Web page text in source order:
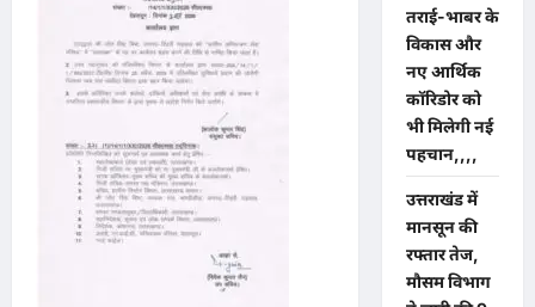
तराई-भाबर के
विकास और
नए आर्थिक
कॉरिडोर को
भी मिलेगी नई
पहचान,,,,
उत्तराखंड में
मानसून की
रफ्तार तेज,
मौसम विभाग